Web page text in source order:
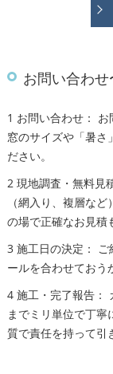
お問い合わ
1 お問い合わせ：
窓のサイズや「暑さ
ださい。
2 現地調査・無料見
（網入り、複層な
の場で正確なお見積
3 施工日の決定： ご
ールを合わせておう
4 施工・完了報告：
までミリ単位で丁
質で責任を持って引